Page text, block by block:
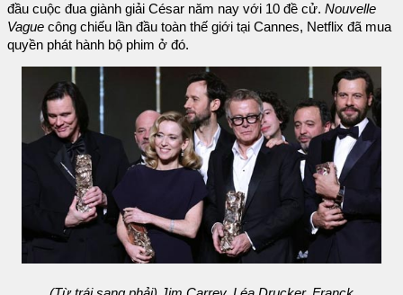
đầu cuộc đua giành giải César năm nay với 10 đề cử. Nouvelle
Vague công chiếu lần đầu toàn thế giới tại Cannes, Netflix đã mua
quyền phát hành bộ phim ở đó.